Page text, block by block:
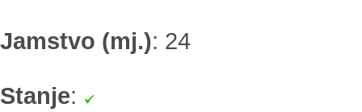
Jamstvo (mj.): 24
Stanje: